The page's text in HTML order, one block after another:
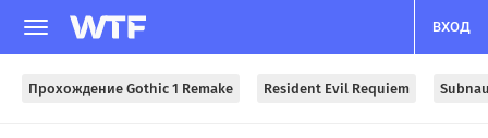
ВХОД
Прохождение Gothic 1 Remake Resident Evil Requiem